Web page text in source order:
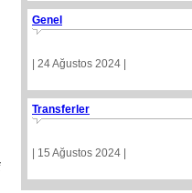
Genel
| 24 Ağustos 2024 |
Transferler
| 15 Ağustos 2024 |